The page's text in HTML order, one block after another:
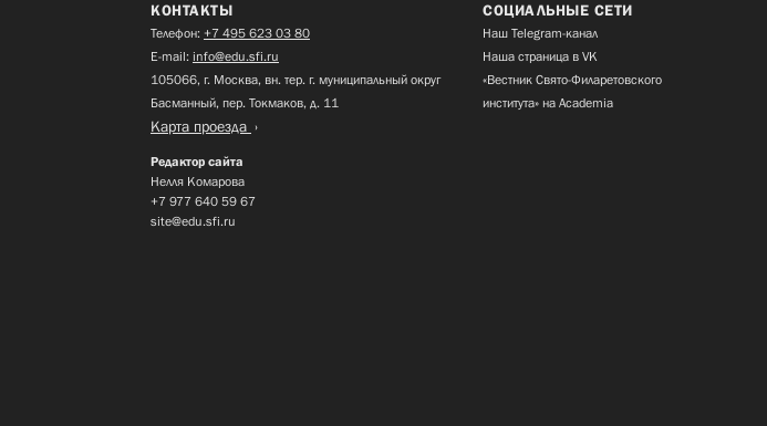
КОНТАКТЫ
Телефон: +7 495 623 03 80
E-mail: info@edu.sfi.ru
105066, г. Москва, вн. тер. г. муниципальный округ
Басманный, пер. Токмаков, д. 11
Карта проезда
Редактор сайта
Нелля Комарова
+7 977 640 59 67
site@edu.sfi.ru
СОЦИАЛЬНЫЕ СЕТИ
Наш Telegram-канал
Наша страница в VK
«Вестник Свято-Филаретовского
института» на Academia